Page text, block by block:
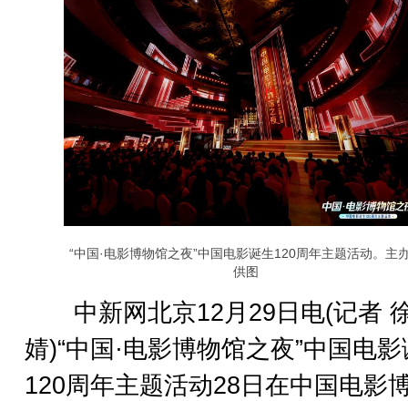
“中国·电影博物馆之夜”中国电影诞生120周年主题活动。主
供图
中新网北京12月29日电(记者
婧)“中国·电影博物馆之夜”中国电
120周年主题活动28日在中国电影